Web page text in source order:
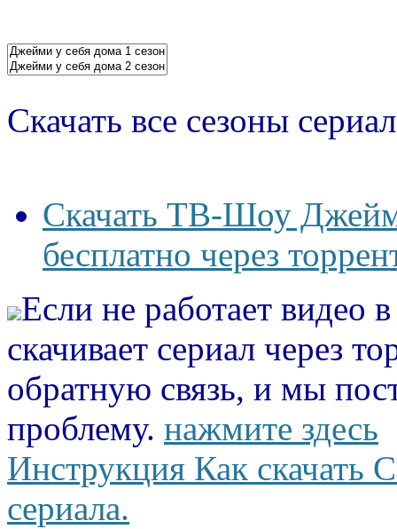
Скачать все сезоны
Скачать ТВ-Шоу
бесплатно через
Если не работает видео
скачивает сериал через
обратную связь, и мы
проблему. нажмите здесь
Инструкция Как скачать
сериала.